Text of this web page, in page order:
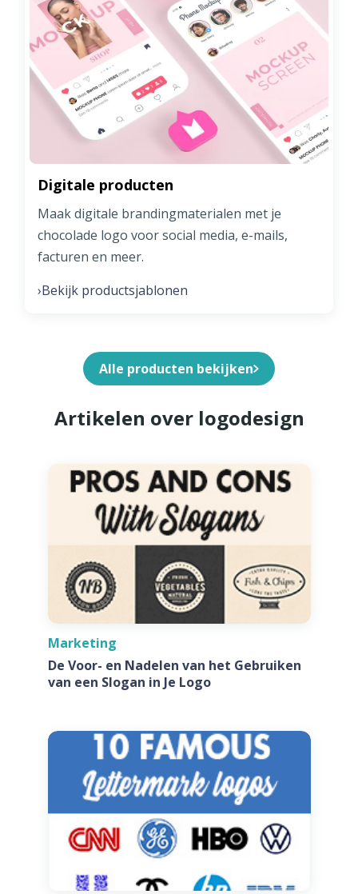
Digitale producten
Maak digitale brandingmaterialen met je
chocolade logo voor social media, e-mails,
facturen en meer.
›Bekijk productsjablonen
Alle producten bekijken
Artikelen over logodesign
Marketing
De Voor- en Nadelen van het Gebruiken
van een Slogan in Je Logo